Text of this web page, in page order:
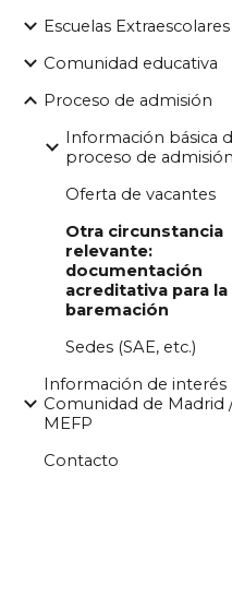
Escuelas Extraescolares
Comunidad educativa
Proceso de admisión
Información básica
proceso de admisión
Oferta de vacantes
Otra circunstancia
relevante:
documentación
acreditativa para la
baremación
Sedes (SAE, etc.)
Información de interés
Comunidad de Madrid
MEFP
Contacto